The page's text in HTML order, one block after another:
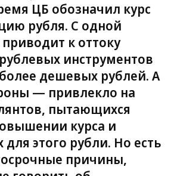
ЦБ обозначил курс
рубля. С одной
к оттоку
инструментов
дешевых рублей. А
— привлекло на
пытающихся
курса и
этого рубли. Но есть
причины,